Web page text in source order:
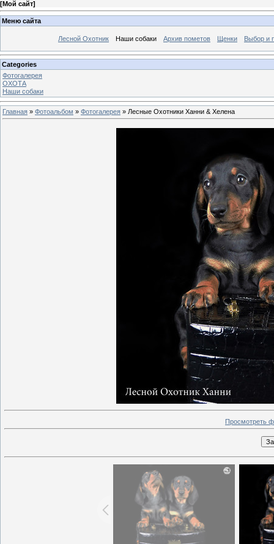
[Мой сайт]
Меню сайта
Лесной Охотник Наши собаки Архив пометов Щенки Выбор и
Categories
Фотогалерея
ОХОТА
Наши собаки
Главная » Фотоальбом » Фотогалерея » Лесные Охотники Ханни & Хелена
Просмотреть